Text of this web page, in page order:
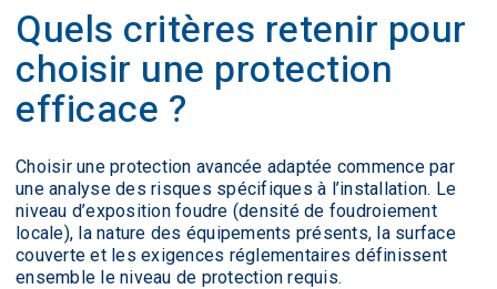
Quels critères retenir pour
choisir une protection
efficace ?
Choisir une protection avancée adaptée commence par
une analyse des risques spécifiques à l’installation. Le
niveau d’exposition foudre (densité de foudroiement
locale), la nature des équipements présents, la surface
couverte et les exigences réglementaires définissent
ensemble le niveau de protection requis.